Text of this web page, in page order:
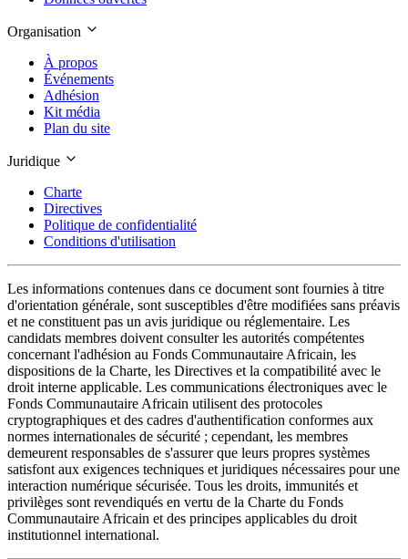
Organisation
À propos
Événements
Adhésion
Kit média
Plan du site
Juridique
Charte
Directives
Politique de confidentialité
Conditions d'utilisation
Les informations contenues dans ce document sont fournies à titre
d'orientation générale, sont susceptibles d'être modifiées sans préavis
et ne constituent pas un avis juridique ou réglementaire. Les
candidats membres doivent consulter les autorités compétentes
concernant l'adhésion au Fonds Communautaire Africain, les
dispositions de la Charte, les Directives et la compatibilité avec le
droit interne applicable. Les communications électroniques avec le
Fonds Communautaire Africain utilisent des protocoles
cryptographiques et des cadres d'authentification conformes aux
normes internationales de sécurité ; cependant, les membres
demeurent responsables de s'assurer que leurs propres systèmes
satisfont aux exigences techniques et juridiques nécessaires pour une
interaction numérique sécurisée. Tous les droits, immunités et
privilèges sont revendiqués en vertu de la Charte du Fonds
Communautaire Africain et des principes applicables du droit
institutionnel international.